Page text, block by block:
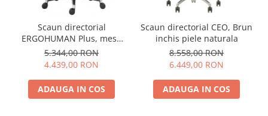
Scaun directorial
ERGOHUMAN Plus, mesh
Negru , tetiera 2D, suport
lombar, brate reglabile 3D
5.344,00 RON
4.439,00 RON
ADAUGA IN COS
Scaun directorial CEO, Brun
inchis piele naturala
8.558,00 RON
6.449,00 RON
ADAUGA IN COS